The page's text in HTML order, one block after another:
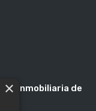
Inmobiliaria de
×